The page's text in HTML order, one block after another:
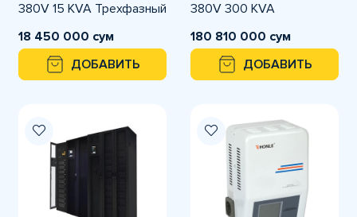
380V 15 KVA Трехфазный
CETINKAYA
18 450 000 сум
ДОБАВИТЬ
380V 300 KVA
Трехфазный CETINKAYA
180 810 000 сум
ДОБАВИТЬ